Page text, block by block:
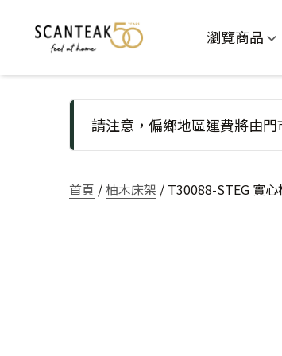
瀏覽商品
請注意，偏鄉地區運費將由門
首頁 /柚木床架 / T30088-STEG 實